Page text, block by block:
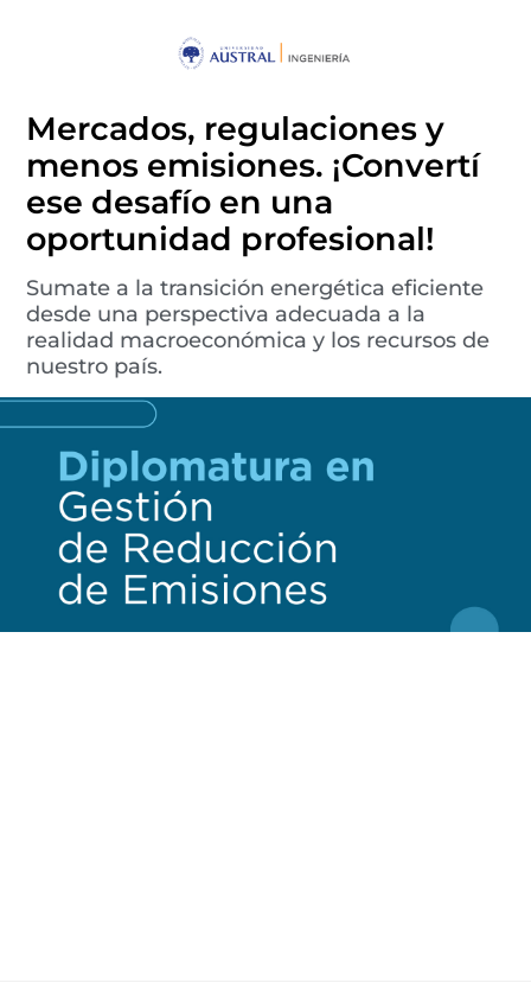
Mercados, regulaciones y
menos emisiones. ¡Convertí
ese desafío en una
oportunidad profesional!
Sumate a la transición energética eficiente
desde una perspectiva adecuada a la
realidad macroeconómica y los recursos de
nuestro país.